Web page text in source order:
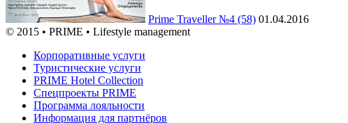
Prime Traveller №4 (58) 01.04.2016
© 2015 • PRIME • Lifestyle management
Корпоративные услуги
Туристические услуги
PRIME Hotel Collection
Спецпроекты PRIME
Программа лояльности
Информация для партнёров